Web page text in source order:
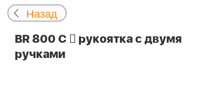
Назад
BR 800 C  рукоятка с двумя
ручками